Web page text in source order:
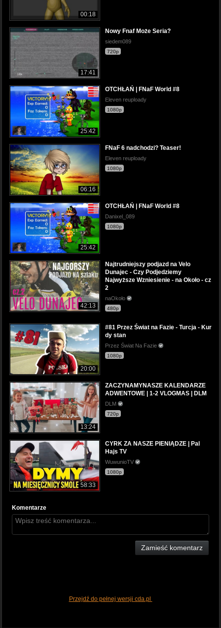
00:18
17:41
Nowy Fnaf Może Seria?
siedem089
720p
25:42
OTCHŁAŃ | FNaF World #8
Eleven reuploady
1080p
06:16
FNaF 6 nadchodzi? Teaser!
Eleven reuploady
1080p
25:42
OTCHŁAŃ | FNaF World #8
Danixel_089
1080p
42:13
Najtrudniejszy podjazd na Velo
Dunajec - Czy Podjedziemy
Najwyższe Wzniesienie - na Około - cz
2
naOkoło
480p
20:00
#81 Przez Świat na Fazie - Turcja - Kur
dy stan
Przez Świat Na Fazie
1080p
13:24
ZACZYNAMYNASZE KALENDARZE
ADWENTOWE | 1-2 VLOGMAS | DLM
DLM
720p
58:33
CYRK ZA NASZE PIENIĄDZE | Pal
Hajs TV
WuwunioTV
1080p
Komentarze
Zamieść komentarz
Przejdź do pełnej wersji cda.pl